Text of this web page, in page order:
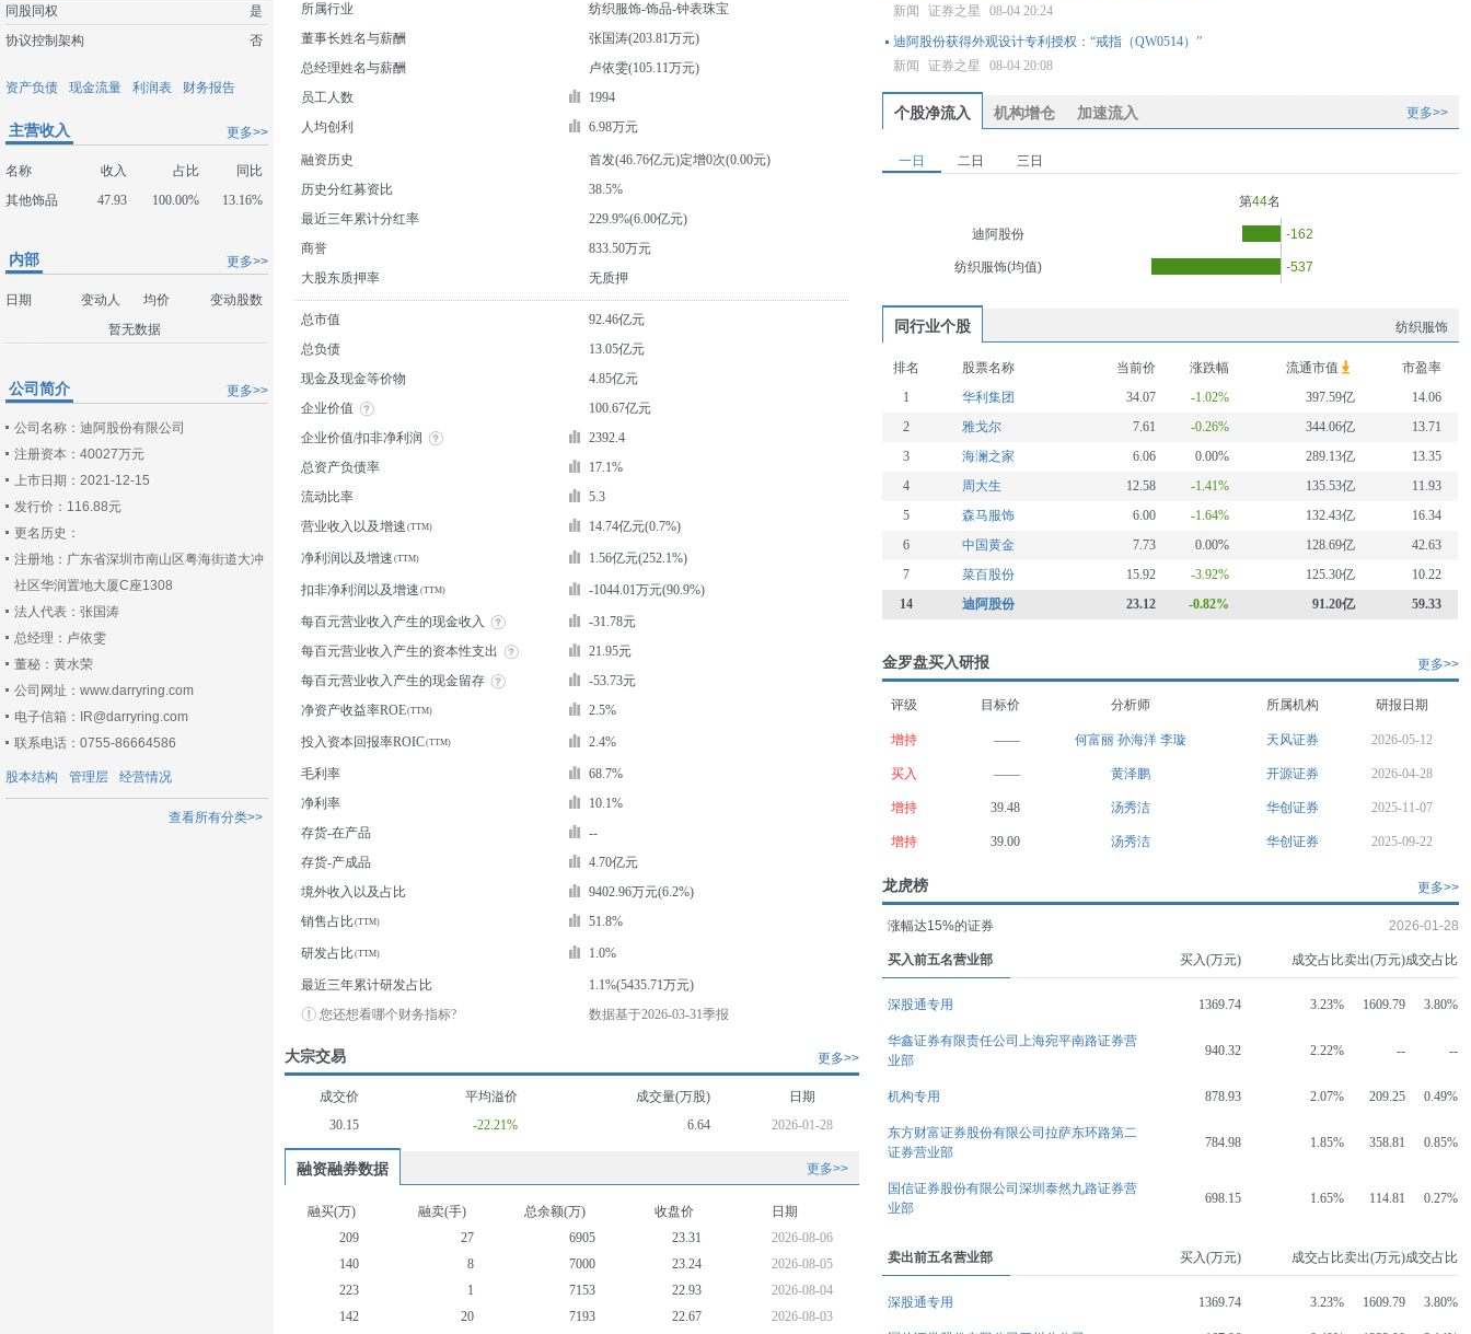
同股同权
是
协议控制架构
否
资产负债 现金流量 利润表 财务报告
更多>>
主营收入
名称 收入 占比
同比
其他饰品
47.93 100.00% 13.16%
更多>>
内部
日期 变动人 均价
变动股数
暂无数据
更多>>
公司简介
公司名称：迪阿股份有限公司
注册资本：40027万元
上市日期：2021-12-15
发行价：116.88元
更名历史：
注册地：广东省深圳市南山区粤海街道大冲
社区华润置地大厦C座1308
法人代表：张国涛
总经理：卢依雯
董秘：黄水荣
公司网址：www.darryring.com
电子信箱：IR@darryring.com
联系电话：0755-86664586
股本结构 管理层 经营情况
查看所有分类>>
所属行业
纺织服饰-饰品-钟表珠宝
董事长姓名与薪酬
张国涛(203.81万元)
总经理姓名与薪酬
卢依雯(105.11万元)
员工人数
1994
人均创利
6.98万元
融资历史
首发(46.76亿元)定增0次(0.00元)
历史分红募资比
38.5%
最近三年累计分红率
229.9%(6.00亿元)
商誉
833.50万元
大股东质押率
无质押
总市值
92.46亿元
总负债
13.05亿元
现金及现金等价物
4.85亿元
企业价值
100.67亿元
企业价值/扣非净利润
2392.4
总资产负债率
17.1%
流动比率
5.3
营业收入以及增速
14.74亿元(0.7%)
净利润以及增速 1.56亿元(252.1%)
扣非净利润以及增速 -1044.01万元(90.9%)
每百元营业收入产生的现金收入
-31.78元
每百元营业收入产生的资本性支出
21.95元
每百元营业收入产生的现金留存
-53.73元
净资产收益率ROE
2.5%
投入资本回报率ROIC 2.4%
毛利率
68.7%
净利率
10.1%
存货-在产品
--
存货-产成品
4.70亿元
境外收入以及占比
9402.96万元(6.2%)
销售占比
51.8%
研发占比 1.0%
最近三年累计研发占比
1.1%(5435.71万元)
您还想看哪个财务指标?
数据基于2026-03-31季报
更多>>
大宗交易
成交价 平均溢价 成交量(万股)
日期
30.15
-22.21% 6.64 2026-01-28
融资融券数据 更多>>
融买(万) 融卖(手) 总余额(万) 收盘价
日期
209
27 6905 23.31
2026-08-06
140
8 7000 23.24
2026-08-05
223
1 7153 22.93
2026-08-04
142
20 7193 22.67 2026-08-03
新闻
证券之星
08-04 20:24
迪阿股份获得外观设计专利授权：“戒指（QW0514）”
新闻
证券之星 08-04 20:08
个股净流入 机构增仓 加速流入 更多>>
一日 二日 三日
第44名
迪阿股份 -162
纺织服饰(均值) -537
同行业个股 纺织服饰
排名 股票名称 当前价 涨跌幅 流通市值
市盈率
1
华利集团 34.07 -1.02% 397.59亿
14.06
2
雅戈尔 7.61 -0.26% 344.06亿
13.71
3
海澜之家 6.06 0.00% 289.13亿
13.35
4
周大生 12.58 -1.41% 135.53亿
11.93
5
森马服饰 6.00 -1.64% 132.43亿
16.34
6
中国黄金 7.73 0.00% 128.69亿
42.63
7
菜百股份 15.92 -3.92% 125.30亿
10.22
14
迪阿股份 23.12 -0.82% 91.20亿 59.33
更多>>
金罗盘买入研报
评级 目标价 分析师 所属机构 研报日期
增持 —— 何富丽 孙海洋 李璇 天风证券 2026-05-12
买入 —— 黄泽鹏 开源证券 2026-04-28
增持 39.48 汤秀洁 华创证券 2025-11-07
增持 39.00 汤秀洁 华创证券 2025-09-22
更多>>
龙虎榜
涨幅达15%的证券 2026-01-28
买入前五名营业部 买入(万元) 成交占比卖出(万元)成交占比
深股通专用 1369.74 3.23% 1609.79 3.80%
华鑫证券有限责任公司上海宛平南路证券营
业部
940.32 2.22% -- --
机构专用 878.93 2.07% 209.25 0.49%
东方财富证券股份有限公司拉萨东环路第二
证券营业部
784.98 1.85% 358.81 0.85%
国信证券股份有限公司深圳泰然九路证券营
业部
698.15 1.65% 114.81 0.27%
卖出前五名营业部 买入(万元) 成交占比卖出(万元)成交占比
深股通专用 1369.74 3.23% 1609.79 3.80%